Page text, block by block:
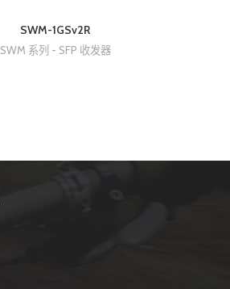
SWM-1GSv2R
SWM 系列 - SFP 收发器